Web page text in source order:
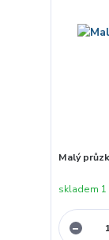
Malý
skladem 1